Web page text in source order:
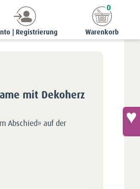
| Registrierung Warenkorb
0
- Steinsame mit Dekoherz
mit Dekoherz
Abschied» auf der